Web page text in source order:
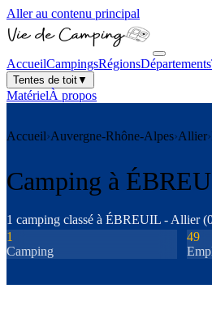
Aller au contenu principal
AccueilCampingsRégionsDépartements
Tentes de toit▼
MatérielÀ propos
Accueil›Auvergne-Rhône-Alpes›Allier›
Camping à
1 camping classé à ÉBREUIL - Allier(
1
Camping
49